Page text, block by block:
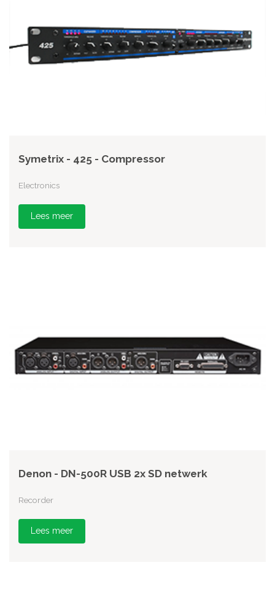
Symetrix - 425 - Compressor
Electronics
Lees meer
Denon - DN-500R USB 2x SD netwerk
Recorder
Lees meer